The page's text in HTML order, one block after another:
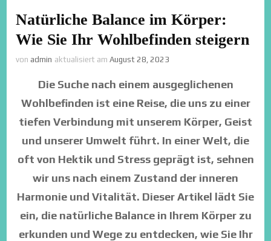
Natürliche Balance im Körper:
Wie Sie Ihr Wohlbefinden steigern
von admin aktualisiert amAugust 28, 2023
Die Suche nach einem ausgeglichenen
Wohlbefinden ist eine Reise, die uns zu einer
tiefen Verbindung mit unserem Körper, Geist
und unserer Umwelt führt. In einer Welt, die
oft von Hektik und Stress geprägt ist, sehnen
wir uns nach einem Zustand der inneren
Harmonie und Vitalität. Dieser Artikel lädt Sie
ein, die natürliche Balance in Ihrem Körper zu
erkunden und Wege zu entdecken, wie Sie Ihr